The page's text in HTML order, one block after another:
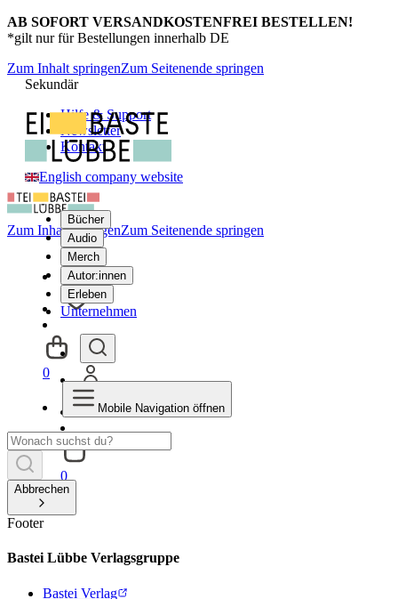
AB SOFORT VERSANDKOSTENFREI BESTELLEN!
*gilt nur für Bestellungen innerhalb DE
Zum Inhalt springenZum Seitenende springen
Sekundär
Hilfe & Support
Newsletter
Kontakt
English company website
Bücher
Audio
Merch
Autor:innen
Erleben
Unternehmen
0
Zum Inhalt springenZum Seitenende springen
0
Mobile Navigation öffnen
Abbrechen
Footer
Bastei Lübbe Verlagsgruppe
Bastei Verlag